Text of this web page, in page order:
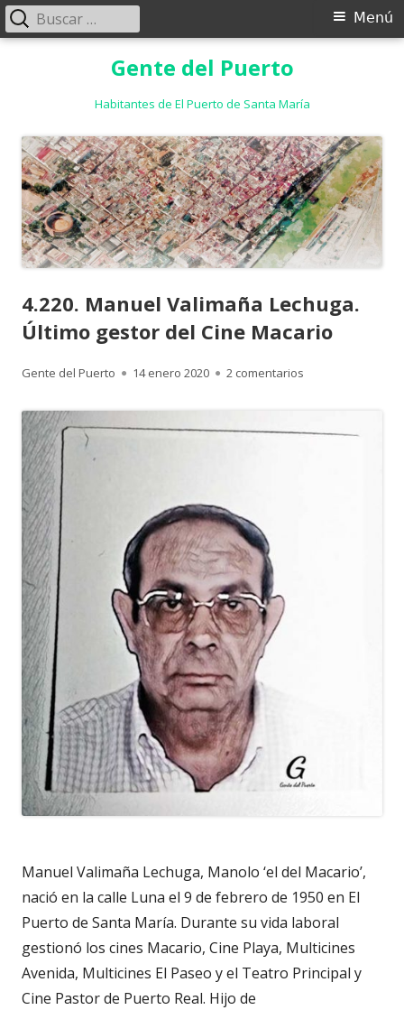
Gente del Puerto
Habitantes de El Puerto de Santa María
Menú
Menú
Buscar:
4.220. Manuel Valimaña Lechuga.
Último gestor del Cine Macario
Autor
Gente del Puerto
Publicado
14 enero 2020 2 comentarios
Manuel Valimaña Lechuga, Manolo ‘el del Macario’,
nació en la calle Luna el 9 de febrero de 1950 en El
Puerto de Santa María. Durante su vida laboral
gestionó los cines Macario, Cine Playa, Multicines
Avenida, Multicines El Paseo y el Teatro Principal y
Cine Pastor de Puerto Real. Hijo de